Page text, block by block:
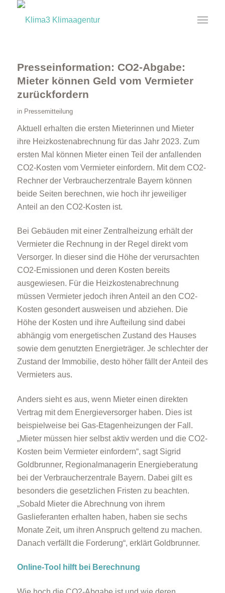
Presseinformation: CO2-Abgabe:
Mieter können Geld vom Vermieter
zurückfordern
in Pressemitteilung
Aktuell erhalten die ersten Mieterinnen und Mieter
ihre Heizkostenabrechnung für das Jahr 2023. Zum
ersten Mal können Mieter einen Teil der anfallenden
CO2-Kosten vom Vermieter einfordern. Mit dem CO2-
Rechner der Verbraucherzentrale Bayern können
beide Seiten berechnen, wie hoch ihr jeweiliger
Anteil an den CO2-Kosten ist.
Bei Gebäuden mit einer Zentralheizung erhält der
Vermieter die Rechnung in der Regel direkt vom
Versorger. In dieser sind die Höhe der verursachten
CO2-Emissionen und deren Kosten bereits
ausgewiesen. Für die Heizkostenabrechnung
müssen Vermieter jedoch ihren Anteil an den CO2-
Kosten gesondert ausweisen und abziehen. Die
Höhe der Kosten und ihre Aufteilung sind dabei
abhängig vom energetischen Zustand des Hauses
sowie dem genutzten Energieträger. Je schlechter der
Zustand der Immobilie, desto höher fällt der Anteil des
Vermieters aus.
Anders sieht es aus, wenn Mieter einen direkten
Vertrag mit dem Energieversorger haben. Dies ist
beispielweise bei Gas-Etagenheizungen der Fall.
„Mieter müssen hier selbst aktiv werden und die CO2-
Kosten beim Vermieter einfordern“, sagt Sigrid
Goldbrunner, Regionalmanagerin Energieberatung
bei der Verbraucherzentrale Bayern. Dabei gilt es
besonders die gesetzlichen Fristen zu beachten.
„Sobald Mieter die Abrechnung von ihrem
Gaslieferanten erhalten haben, haben sie sechs
Monate Zeit, um ihren Anspruch geltend zu machen.
Danach verfällt die Forderung“, erklärt Goldbrunner.
Online-Tool hilft bei Berechnung